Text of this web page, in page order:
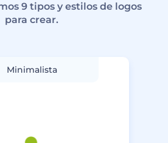
9 tipos y estilos de logos
para crear.
Minimalista